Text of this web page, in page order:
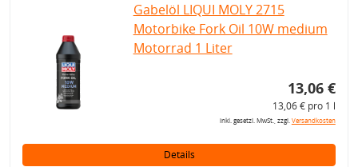
Gabelöl LIQUI MOLY 2715
Motorbike Fork Oil 10W medium
Motorrad 1 Liter
13,06 €
13,06 € pro 1 l
inkl. gesetzl. MwSt., zzgl.Versandkosten
Details